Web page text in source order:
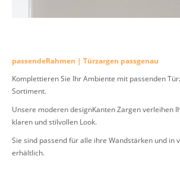
passendeRahmen | Türzargen passgenau
Komplettieren Sie Ihr Ambiente mit passenden
Sortiment.
Unsere moderen designKanten Zargen verleihen
klaren und stilvollen Look.
Sie sind passend für alle ihre Wandstärken und in
erhältlich.